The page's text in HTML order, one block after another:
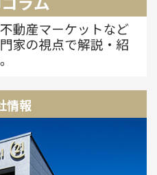
情報